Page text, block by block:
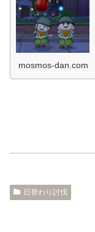
mosmos-dan.com
日替わり討伐